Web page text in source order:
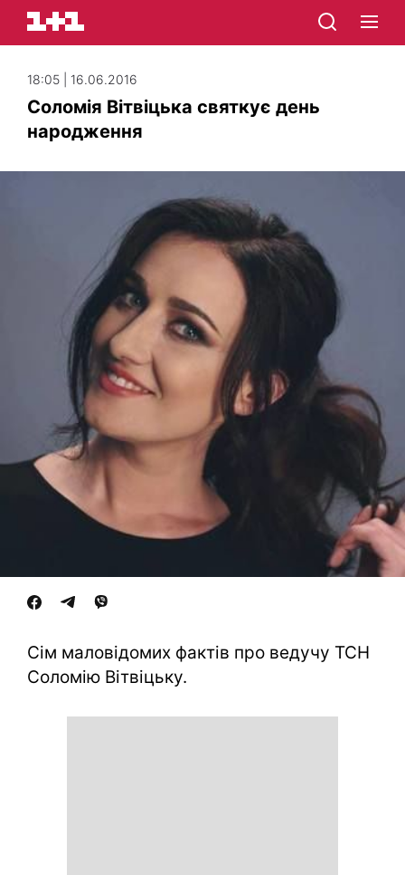
18:05 | 16.06.2016
Соломія Вітвіцька святкує день
народження
Сім маловідомих фактів про ведучу ТСН
Соломію Вітвіцьку.